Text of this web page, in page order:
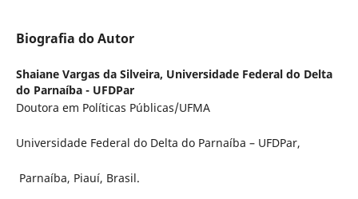
Biografia do Autor
Shaiane Vargas da Silveira, Universidade Federal do Delta
do Parnaíba - UFDPar
Doutora em Políticas Públicas/UFMA
Universidade Federal do Delta do Parnaíba – UFDPar,
Parnaíba, Piauí, Brasil.